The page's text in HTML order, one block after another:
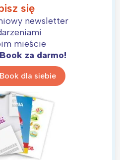
się
newsletter
mieście
za darmo!
dla siebie
wydarzenia z